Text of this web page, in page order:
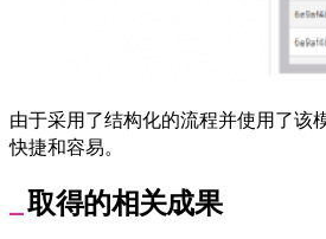
由于采用了结构化的流程并使用了该
快捷和容易。
取得的相关成果